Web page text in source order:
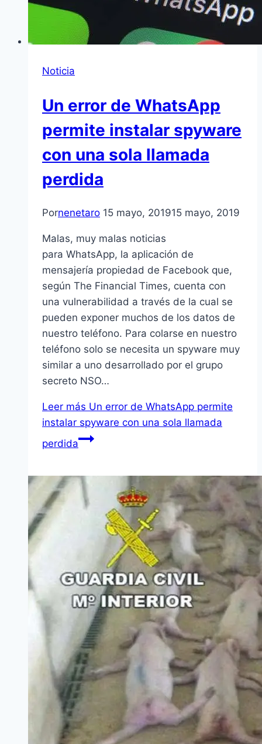
Noticia
Un error de WhatsApp
permite instalar spyware
con una sola llamada
perdida
Pornenetaro 15 mayo, 201915 mayo, 2019
Malas, muy malas noticias
para WhatsApp, la aplicación de
mensajería propiedad de Facebook que,
según The Financial Times, cuenta con
una vulnerabilidad a través de la cual se
pueden exponer muchos de los datos de
nuestro teléfono. Para colarse en nuestro
teléfono solo se necesita un spyware muy
similar a uno desarrollado por el grupo
secreto NSO…
Leer más Un error de WhatsApp permite
instalar spyware con una sola llamada
perdida